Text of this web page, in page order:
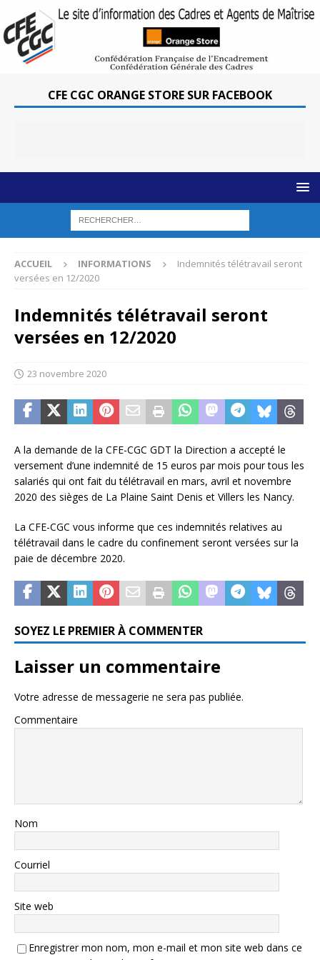
CFE CGC ORANGE STORE SUR FACEBOOK
ACCUEIL INFORMATIONS
Indemnités télétravail seront
versées en 12/2020
Indemnités télétravail seront
versées en 12/2020
23 novembre 2020
A la demande de la CFE-CGC GDT la Direction a accepté le
versement d’une indemnité de 15 euros par mois pour tous les
salariés qui ont fait du télétravail en mars, avril et novembre
2020 des sièges de La Plaine Saint Denis et Villers les Nancy.
La CFE-CGC vous informe que ces indemnités relatives au
télétravail dans le cadre du confinement seront versées sur la
paie de décembre 2020.
SOYEZ LE PREMIER À COMMENTER
Laisser un commentaire
Votre adresse de messagerie ne sera pas publiée.
Commentaire
Nom
Courriel
Site web
Enregistrer mon nom, mon e-mail et mon site web dans ce